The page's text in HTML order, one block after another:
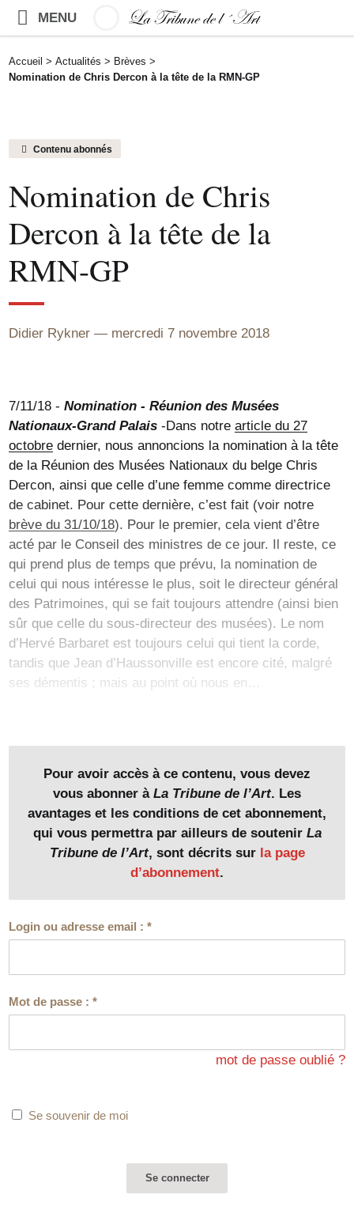
MENU
Accueil > Actualités > Brèves >
Nomination de Chris Dercon à la tête de la RMN-GP
Contenu abonnés
Nomination de Chris
Dercon à la tête de la
RMN-GP
Didier Rykner mercredi 7 novembre 2018
7/11/18 -Nomination - Réunion des Musées
Nationaux-Grand Palais -Dans notrearticle du 27
octobre dernier, nous annoncions la nomination à la tête
de la Réunion des Musées Nationaux du belge Chris
Dercon, ainsi que celle d’une femme comme directrice
de cabinet. Pour cette dernière, c’est fait (voir notre
brève du 31/10/18). Pour le premier, cela vient d’être
acté par le Conseil des ministres de ce jour. Il reste, ce
qui prend plus de temps que prévu, la nomination de
celui qui nous intéresse le plus, soit le directeur général
des Patrimoines, qui se fait toujours attendre (ainsi bien
sûr que celle du sous-directeur des musées). Le nom
d’Hervé Barbaret est toujours celui qui tient la corde,
tandis que Jean d’Haussonville est encore cité, malgré
ses démentis ; mais au point où nous en…
Pour avoir accès à ce contenu, vous devez
vous abonner à La Tribune de l’Art. Les
avantages et les conditions de cet abonnement,
qui vous permettra par ailleurs de soutenir La
Tribune de l’Art, sont décrits sur la page
d’abonnement.
Login ou adresse email :*
Mot de passe :*
mot de passe oublié ?
Se souvenir de moi